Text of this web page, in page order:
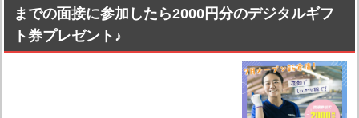
までの面接に参加したら2000円分のデジタルギフ
ト券プレゼント♪